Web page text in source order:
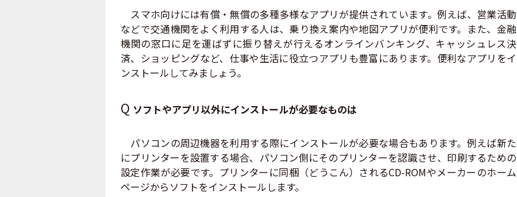
スマホ向けには有償・無償の多種多様なアプリが提供されています。例えば、営業活動
などで交通機関をよく利用する人は、乗り換え案内や地図アプリが便利です。また、金融
機関の窓口に足を運ばずに振り替えが行えるオンラインバンキング、キャッシュレス決
済、ショッピングなど、仕事や生活に役立つアプリも豊富にあります。便利なアプリをイ
ンストールしてみましょう。
Q ソフトやアプリ以外にインストールが必要なものは
パソコンの周辺機器を利用する際にインストールが必要な場合もあります。例えば新た
にプリンターを設置する場合、パソコン側にそのプリンターを認識させ、印刷するための
設定作業が必要です。プリンターに同梱（どうこん）されるCD-ROMやメーカーのホーム
ページからソフトをインストールします。